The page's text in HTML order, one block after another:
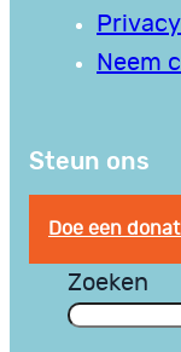
Neem
Steun ons
Doe een
Zoeken